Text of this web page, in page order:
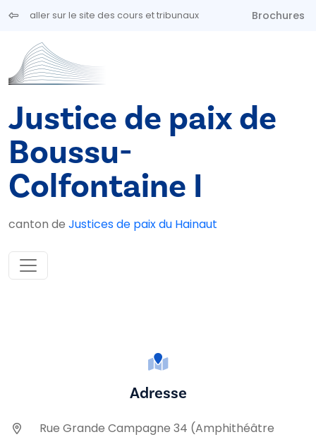
Aller au contenu principal
aller sur le site des cours et tribunaux Brochures
Justice de paix de
Boussu-
Colfontaine I
canton de Justices de paix du Hainaut
Adresse
Rue Grande Campagne 34 (Amphithéâtre